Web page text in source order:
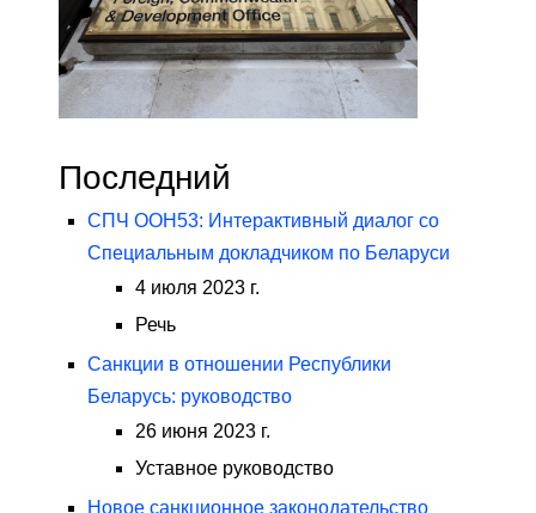
Последний
СПЧ ООН53: Интерактивный диалог со
Специальным докладчиком по Беларуси
4 июля 2023 г.
Речь
Санкции в отношении Республики
Беларусь: руководство
26 июня 2023 г.
Уставное руководство
Новое санкционное законодательство